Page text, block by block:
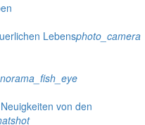
Lebensphoto_camera
von den